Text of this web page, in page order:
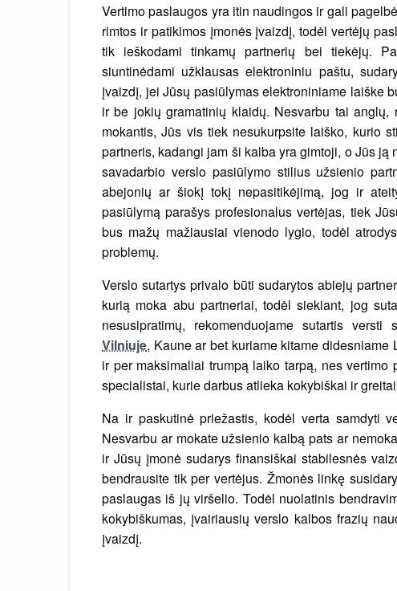
Vertimo paslaugos yra itin naudingos ir gali
rimtos ir patikimos įmonės įvaizdį, todėl vertėjų
tik ieškodami tinkamų partnerių bei tiekėjų.
siuntinėdami užklausas elektroniniu paštu,
įvaizdį, jei Jūsų pasiūlymas elektroniniame laiške
ir be jokių gramatinių klaidų. Nesvarbu tai
mokantis, Jūs vis tiek nesukurpsite laiško, kurio
partneris, kadangi jam ši kalba yra gimtoji, o Jūs
savadarbio verslo pasiūlymo stilius užsienio
abejonių ar šiokį tokį nepasitikėjimą, jog ir
pasiūlymą parašys profesionalus vertėjas, tiek
bus mažų mažiausiai vienodo lygio, todėl
problemų.
Verslo sutartys privalo būti sudarytos abiejų
kurią moka abu partneriai, todėl siekiant, jog
nesusipratimų, rekomenduojame sutartis
Vilniuje, Kaune ar bet kuriame kitame
ir per maksimaliai trumpą laiko tarpą, nes
specialistai, kurie darbus atlieka kokybiškai ir
Na ir paskutinė priežastis, kodėl verta samdyti
Nesvarbu ar mokate užsienio kalbą pats ar
ir Jūsų įmonė sudarys finansiškai stabilesnės
bendrausite tik per vertėjus. Žmonės linkę
paslaugas iš jų viršelio. Todėl nuolatinis
kokybiškumas, įvairiausių verslo kalbos frazių
įvaizdį.